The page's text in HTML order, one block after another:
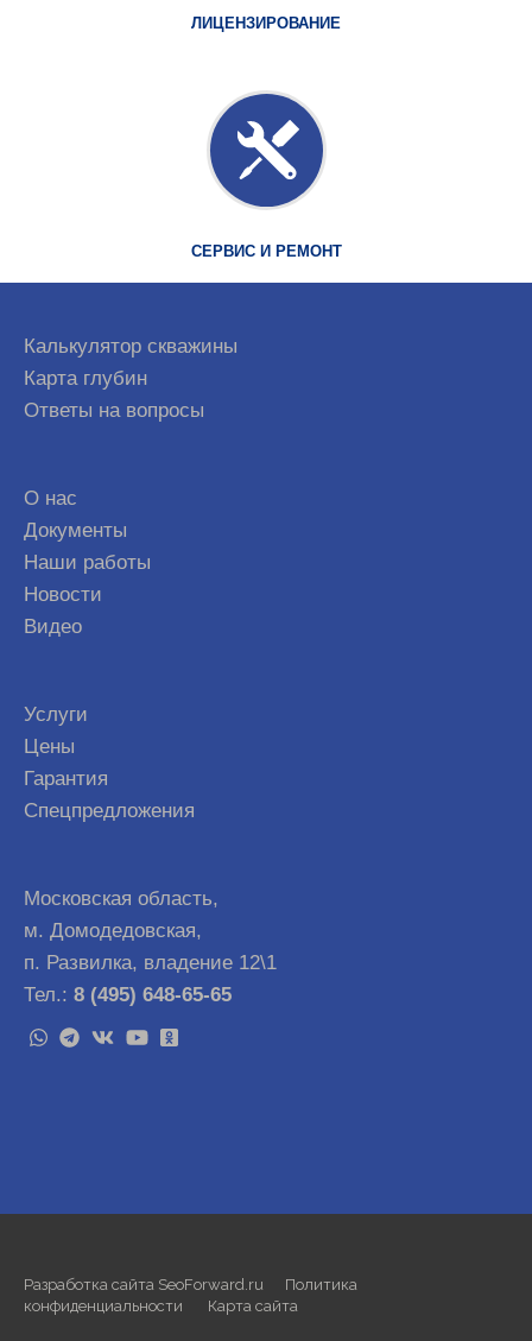
ЛИЦЕНЗИРОВАНИЕ
СЕРВИС И РЕМОНТ
Калькулятор скважины
Карта глубин
Ответы на вопросы
О нас
Документы
Наши работы
Новости
Видео
Услуги
Цены
Гарантия
Спецпредложения
Московская область,
м. Домодедовская,
п. Развилка, владение 12\1
Тел.: 8 (495) 648-65-65
Разработка сайта SeoForward.ru
Политика
конфиденциальности
Карта сайта